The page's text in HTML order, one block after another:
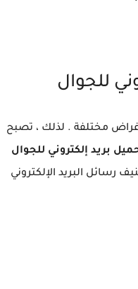
للجوال
مختلفة . لذلك ، تصبح
بريد إلكتروني للجوال
البريد الإلكتروني